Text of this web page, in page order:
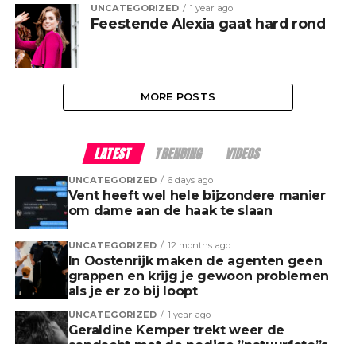
UNCATEGORIZED 1 year ago
Feestende Alexia gaat hard rond
MORE POSTS
LATEST TRENDING VIDEOS
UNCATEGORIZED 6 days ago
Vent heeft wel hele bijzondere manier
om dame aan de haak te slaan
UNCATEGORIZED 12 months ago
In Oostenrijk maken de agenten geen
grappen en krijg je gewoon problemen
als je er zo bij loopt
UNCATEGORIZED 1 year ago
Geraldine Kemper trekt weer de